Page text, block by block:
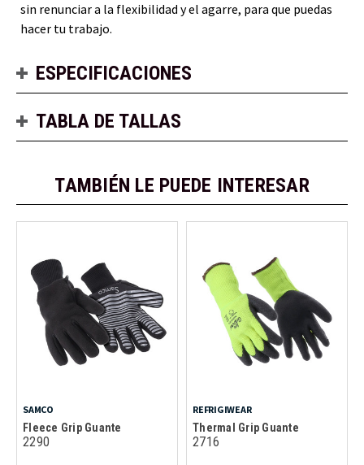
sin renunciar a la flexibilidad y el agarre, para que puedas
hacer tu trabajo.
ESPECIFICACIONES
TABLA DE TALLAS
TAMBIÉN LE PUEDE INTERESAR
SAMCO
Fleece Grip Guante
2290
REFRIGIWEAR
Thermal Grip Guante
2716